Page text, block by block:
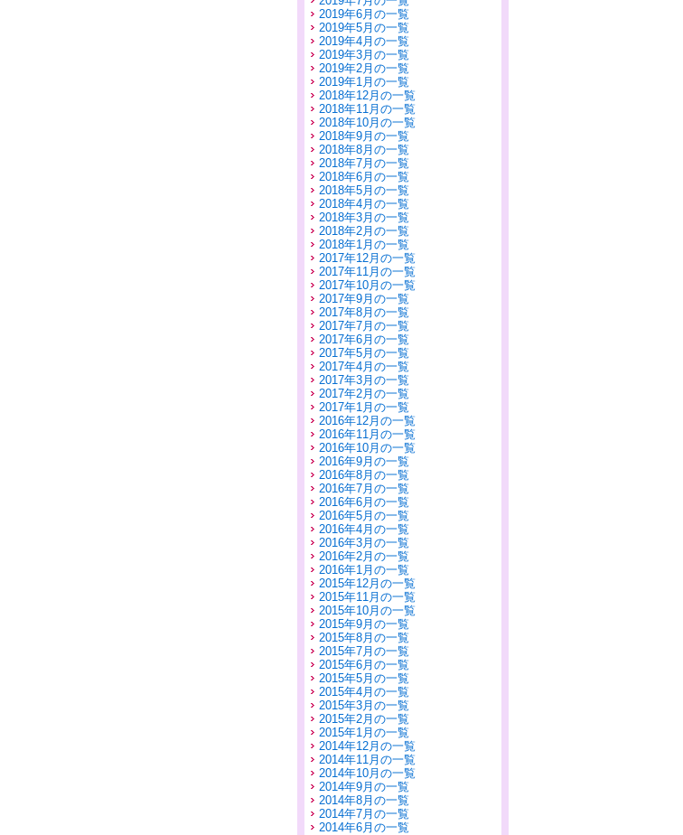
2019年6月の一覧
2019年5月の一覧
2019年4月の一覧
2019年3月の一覧
2019年2月の一覧
2019年1月の一覧
2018年12月の一覧
2018年11月の一覧
2018年10月の一覧
2018年9月の一覧
2018年8月の一覧
2018年7月の一覧
2018年6月の一覧
2018年5月の一覧
2018年4月の一覧
2018年3月の一覧
2018年2月の一覧
2018年1月の一覧
2017年12月の一覧
2017年11月の一覧
2017年10月の一覧
2017年9月の一覧
2017年8月の一覧
2017年7月の一覧
2017年6月の一覧
2017年5月の一覧
2017年4月の一覧
2017年3月の一覧
2017年2月の一覧
2017年1月の一覧
2016年12月の一覧
2016年11月の一覧
2016年10月の一覧
2016年9月の一覧
2016年8月の一覧
2016年7月の一覧
2016年6月の一覧
2016年5月の一覧
2016年4月の一覧
2016年3月の一覧
2016年2月の一覧
2016年1月の一覧
2015年12月の一覧
2015年11月の一覧
2015年10月の一覧
2015年9月の一覧
2015年8月の一覧
2015年7月の一覧
2015年6月の一覧
2015年5月の一覧
2015年4月の一覧
2015年3月の一覧
2015年2月の一覧
2015年1月の一覧
2014年12月の一覧
2014年11月の一覧
2014年10月の一覧
2014年9月の一覧
2014年8月の一覧
2014年7月の一覧
2014年6月の一覧